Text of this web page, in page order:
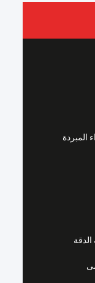
المبردة
الدقة